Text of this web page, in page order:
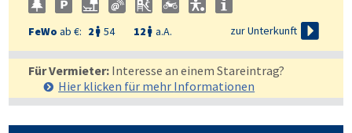
FeWo ab €: 2  54 12  a.A. zur Unterkunft 
Für Vermieter: Interesse an einem Stareintrag?
Hier klicken für mehr Informationen